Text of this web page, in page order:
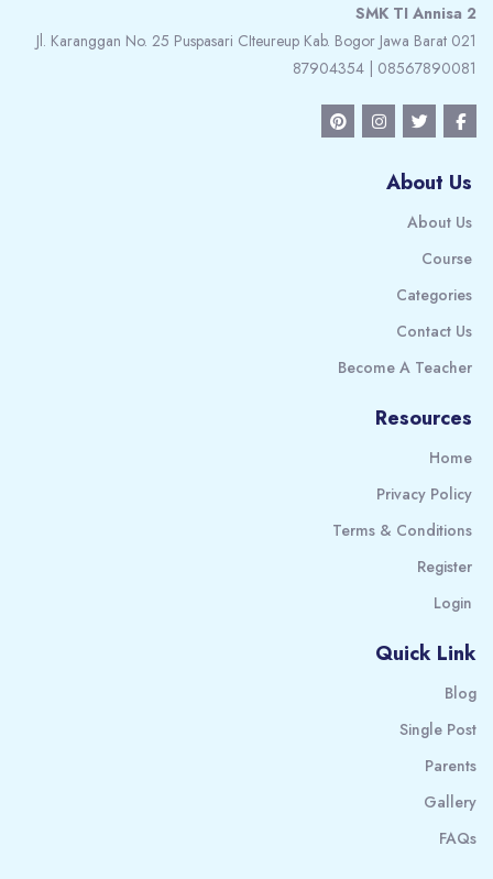
SMK TI Annisa 2
Jl. Karanggan No. 25 Puspasari CIteureup Kab. Bogor Jawa Barat 021
87904354 | 08567890081
About Us
About Us
Course
Categories
Contact Us
Become A Teacher
Resources
Home
Privacy Policy
Terms & Conditions
Register
Login
Quick Link
Blog
Single Post
Parents
Gallery
FAQs